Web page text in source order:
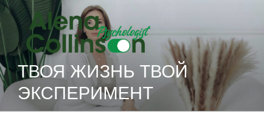
Перейти
к
содержимому
ТВОЯ ЖИЗНЬ ТВОЙ
ЭКСПЕРИМЕНТ